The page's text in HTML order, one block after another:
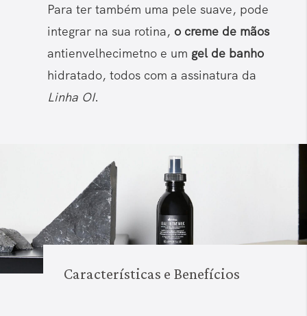
Para ter também uma pele suave, pode
integrar na sua rotina, o creme de mãos
antienvelhecimetno e um gel de banho
hidratado, todos com a assinatura da
Linha OI.
Características e Benefícios